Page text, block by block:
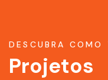
DESCUBRA COMO
Projetos